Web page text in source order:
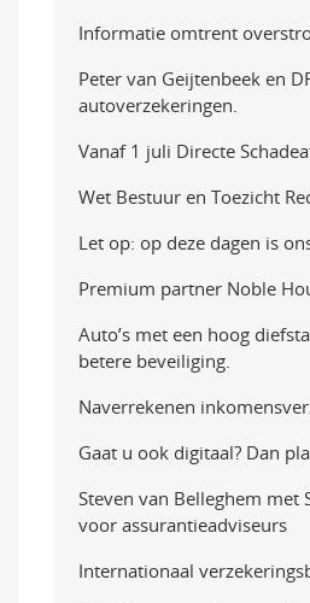
Informatie omtrent
Peter van Geijtenbeek en
autoverzekeringen.
Vanaf 1 juli Directe
Wet Bestuur en Toezicht
Let op: op deze dagen is
Premium partner Noble
Auto’s met een hoog
betere beveiliging.
Naverrekenen
Gaat u ook digitaal? Dan
Steven van Belleghem met
voor assurantieadviseurs
Internationaal